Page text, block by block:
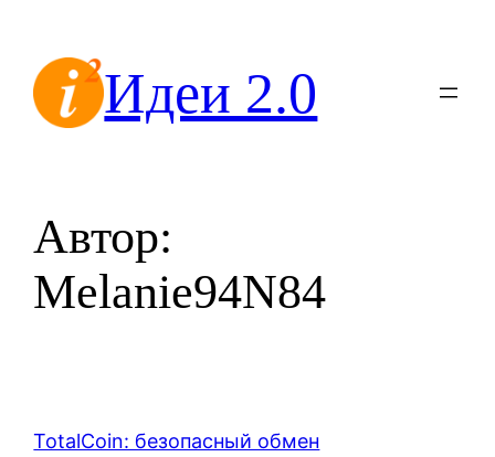
содержимомуИдеи 2.0
Автор:
Melanie94N84
TotalCoin: безопасный обмен